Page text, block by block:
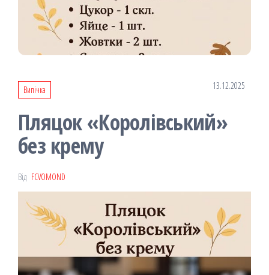
Випічка 13.12.2025
Пляцок «Королівський»
без крему
Від FCVOMOND